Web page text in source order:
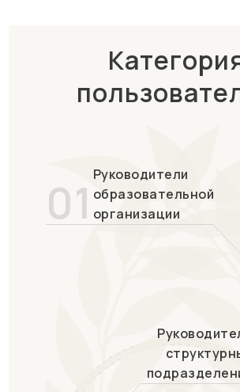
01 Руководители
образовательной
организации